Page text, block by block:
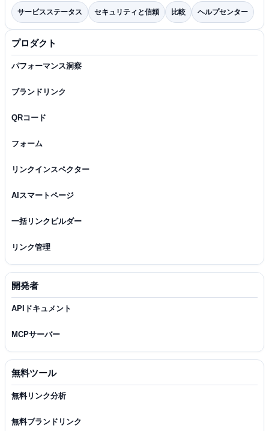
サービスステータス セキュリティと信頼 比較 ヘルプセンター
プロダクト
パフォーマンス洞察
ブランドリンク
QRコード
フォーム
リンクインスペクター
AIスマートページ
一括リンクビルダー
リンク管理
開発者
APIドキュメント
MCPサーバー
無料ツール
無料リンク分析
無料ブランドリンク